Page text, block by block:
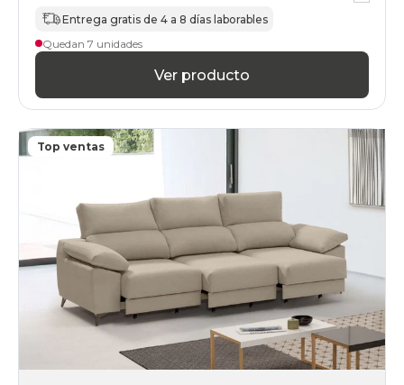
Entrega gratis de 4 a 8 días laborables
Quedan 7 unidades
Ver producto
Top ventas